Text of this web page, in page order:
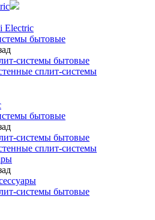
Electric
бытовые
системы бытовые
сплит-системы
бытовые
системы бытовые
сплит-системы
системы бытовые